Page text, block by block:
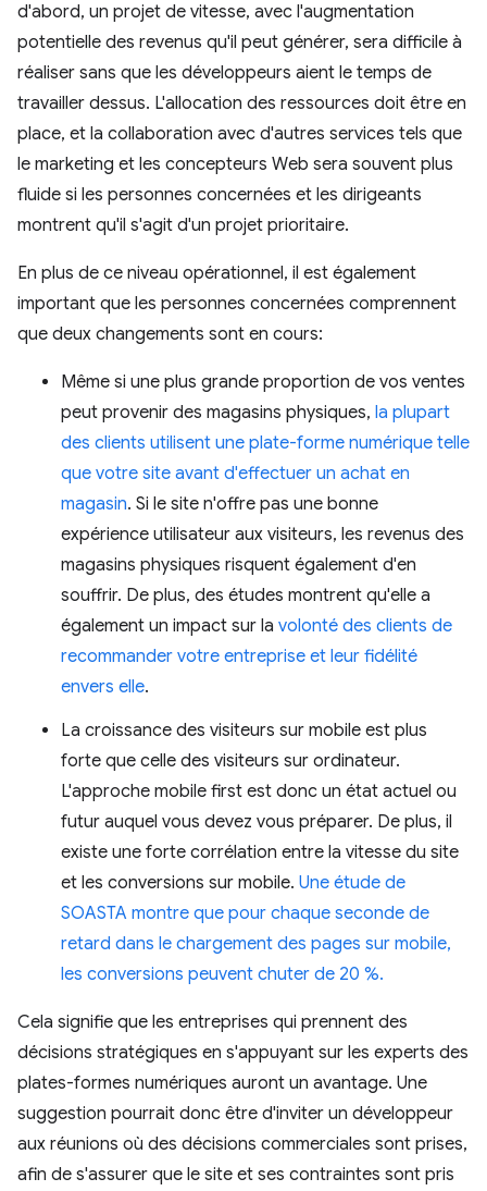
d'abord, un projet de vitesse, avec l'augmentation
potentielle des revenus qu'il peut générer, sera difficile à
réaliser sans que les développeurs aient le temps de
travailler dessus. L'allocation des ressources doit être en
place, et la collaboration avec d'autres services tels que
le marketing et les concepteurs Web sera souvent plus
fluide si les personnes concernées et les dirigeants
montrent qu'il s'agit d'un projet prioritaire.
En plus de ce niveau opérationnel, il est également
important que les personnes concernées comprennent
que deux changements sont en cours:
Même si une plus grande proportion de vos ventes
peut provenir des magasins physiques, la plupart
des clients utilisent une plate-forme numérique telle
que votre site avant d'effectuer un achat en
magasin. Si le site n'offre pas une bonne
expérience utilisateur aux visiteurs, les revenus des
magasins physiques risquent également d'en
souffrir. De plus, des études montrent qu'elle a
également un impact sur la volonté des clients de
recommander votre entreprise et leur fidélité
envers elle.
La croissance des visiteurs sur mobile est plus
forte que celle des visiteurs sur ordinateur.
L'approche mobile first est donc un état actuel ou
futur auquel vous devez vous préparer. De plus, il
existe une forte corrélation entre la vitesse du site
et les conversions sur mobile. Une étude de
SOASTA montre que pour chaque seconde de
retard dans le chargement des pages sur mobile,
les conversions peuvent chuter de 20 %.
Cela signifie que les entreprises qui prennent des
décisions stratégiques en s'appuyant sur les experts des
plates-formes numériques auront un avantage. Une
suggestion pourrait donc être d'inviter un développeur
aux réunions où des décisions commerciales sont prises,
afin de s'assurer que le site et ses contraintes sont pris